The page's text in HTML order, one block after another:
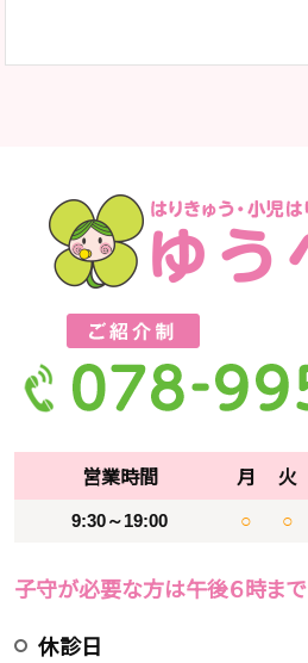
営業時間 月 火
9:30～19:00 ○ ○
子守が必要な方は午後６時まで
休診日